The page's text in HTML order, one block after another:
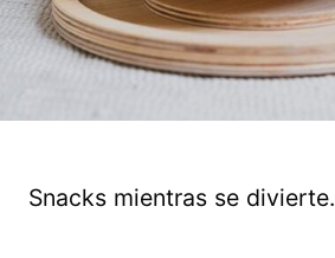
Snacks mientras se divierte.